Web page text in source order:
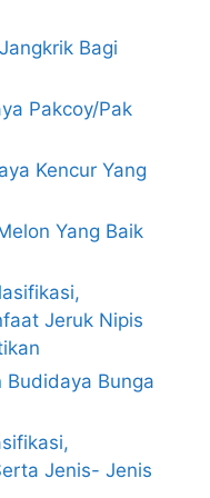
Bagi
Pakcoy/Pak
Kencur Yang
Yang Baik
Jeruk Nipis
Budidaya Bunga
Jenis- Jenis